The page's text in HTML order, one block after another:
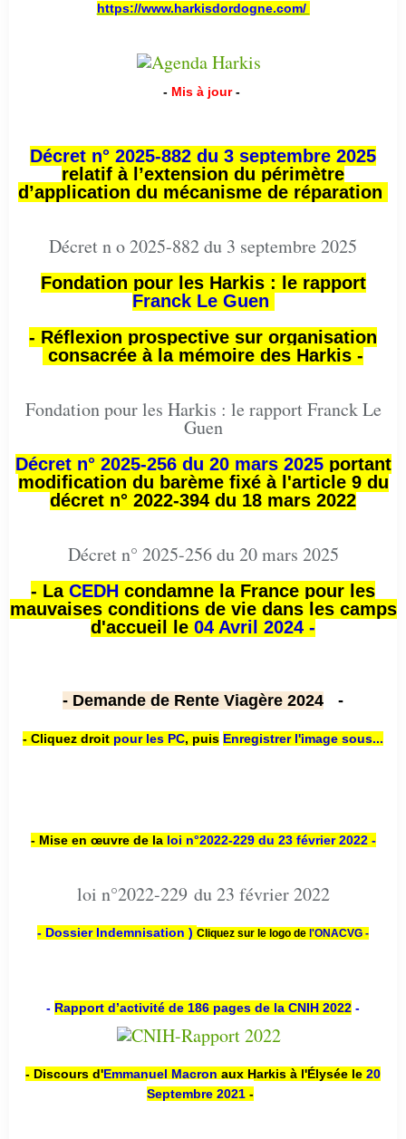
https://www.harkisdordogne.com/
- Mis à jour -
Décret n° 2025-882 du 3 septembre 2025
relatif à l’extension du périmètre
d’application du mécanisme de réparation
Décret n o 2025-882 du 3 septembre 2025
Fondation pour les Harkis : le rapport
Franck Le Guen
- Réflexion prospective sur organisation
consacrée à la mémoire des Harkis -
Fondation pour les Harkis : le rapport Franck Le
Guen
Décret n° 2025-256 du 20 mars 2025portant
modification du barème fixé à l'article 9 du
décret n° 2022-394 du 18 mars 2022
Décret n° 2025-256 du 20 mars 2025
- La CEDH condamne la France pour les
mauvaises conditions de vie dans les camps
d'accueil le 04 Avril 2024 -
- Demande de Rente Viagère 2024 -
- Cliquez droit pour les PC, puis Enregistrer l'image sous...
- Mise en œuvre de la loi n°2022-229 du 23 février 2022 -
loi n°2022-229 du 23 février 2022
- Dossier Indemnisation ) Cliquez sur le logo de l'ONACVG -
- Rapport d’activité de 186 pages de la CNIH 2022 -
- Discours d'Emmanuel Macron aux Harkis à l'Élysée le 20
Septembre 2021 -